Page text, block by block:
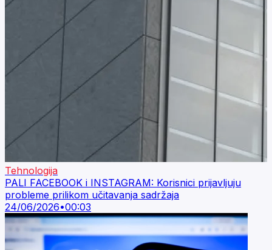
Tehnologija
PALI FACEBOOK i INSTAGRAM: Korisnici prijavljuju
probleme prilikom učitavanja sadržaja
24/06/2026•00:03